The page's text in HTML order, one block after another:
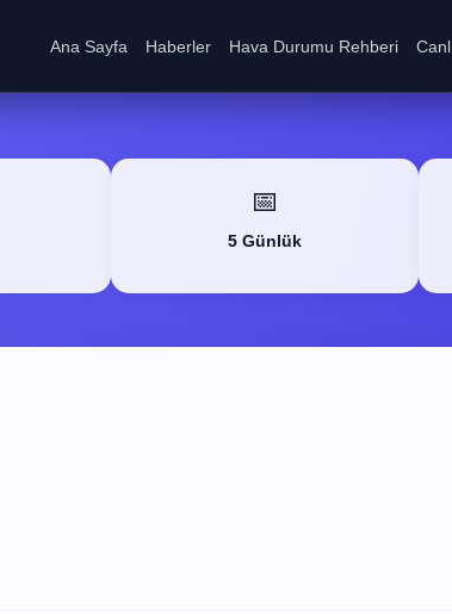
Ana Sayfa Haberler Hava Durumu Rehberi
📅
5 Günlük